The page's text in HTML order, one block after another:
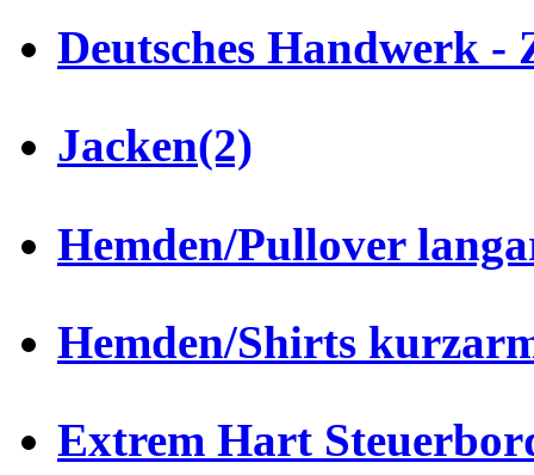
Deutsches Handwerk -
Jacken(2)
Hemden/Pullover
Hemden/Shirts
Extrem Hart